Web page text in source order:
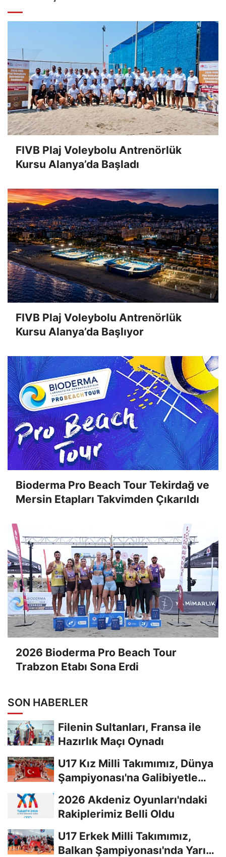
FIVB Plaj Voleybolu Antrenörlük
Kursu Alanya’da Başladı
FIVB Plaj Voleybolu Antrenörlük
Kursu Alanya’da Başlıyor
Bioderma Pro Beach Tour Tekirdağ ve
Mersin Etapları Takvimden Çıkarıldı
2026 Bioderma Pro Beach Tour
Trabzon Etabı Sona Erdi
SON HABERLER
Filenin Sultanları, Fransa ile
Hazırlık Maçı Oynadı
U17 Kız Milli Takımımız, Dünya
Şampiyonası'na Galibiyetle
2026 Akdeniz Oyunları'ndaki
Rakiplerimiz Belli Oldu
U17 Erkek Milli Takımımız,
Balkan Şampiyonası'nda Yarı